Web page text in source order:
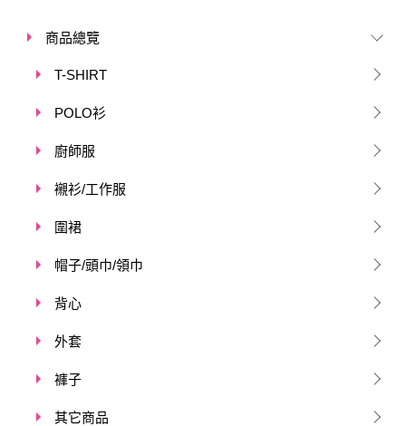
商品總覽
T-SHIRT
POLO衫
廚師服
襯衫/工作服
圍裙
帽子/頭巾/領巾
背心
外套
褲子
其它商品